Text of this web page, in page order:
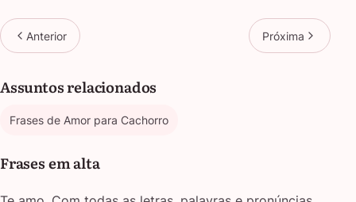
Anterior Próxima
Assuntos relacionados
Frases de Amor para Cachorro
Frases em alta